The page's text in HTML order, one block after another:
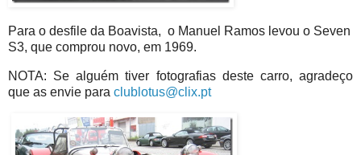
Para o desfile da Boavista, o Manuel Ramos levou o Seven
S3, que comprou novo, em 1969.
NOTA: Se alguém tiver fotografias deste carro, agradeço
que as envie para clublotus@clix.pt